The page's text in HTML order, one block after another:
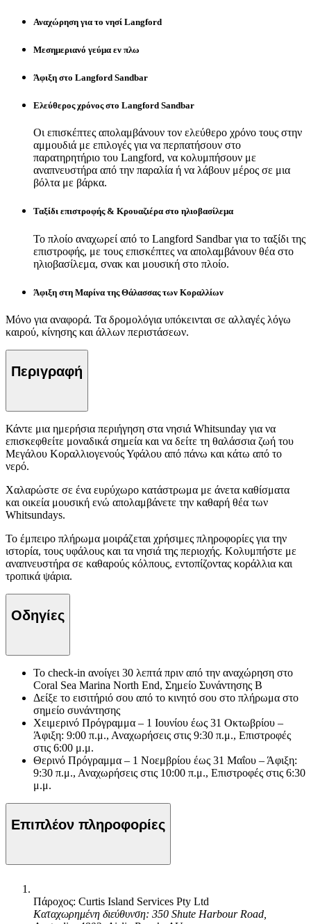
Αναχώρηση για το νησί Langford
Μεσημεριανό γεύμα εν πλω
Άφιξη στο Langford Sandbar
Ελεύθερος χρόνος στο Langford Sandbar
Οι επισκέπτες απολαμβάνουν τον ελεύθερο χρόνο τους στην
αμμουδιά με επιλογές για να περπατήσουν στο
παρατηρητήριο του Langford, να κολυμπήσουν με
αναπνευστήρα από την παραλία ή να λάβουν μέρος σε μια
βόλτα με βάρκα.
Ταξίδι επιστροφής & Κρουαζιέρα στο ηλιοβασίλεμα
Το πλοίο αναχωρεί από το Langford Sandbar για το ταξίδι της
επιστροφής, με τους επισκέπτες να απολαμβάνουν θέα στο
ηλιοβασίλεμα, σνακ και μουσική στο πλοίο.
Άφιξη στη Μαρίνα της Θάλασσας των Κοραλλίων
Μόνο για αναφορά. Τα δρομολόγια υπόκεινται σε αλλαγές λόγω
καιρού, κίνησης και άλλων περιστάσεων.
Περιγραφή
Κάντε μια ημερήσια περιήγηση στα νησιά Whitsunday για να
επισκεφθείτε μοναδικά σημεία και να δείτε τη θαλάσσια ζωή του
Μεγάλου Κοραλλιογενούς Υφάλου από πάνω και κάτω από το
νερό.
Χαλαρώστε σε ένα ευρύχωρο κατάστρωμα με άνετα καθίσματα
και οικεία μουσική ενώ απολαμβάνετε την καθαρή θέα των
Whitsundays.
Το έμπειρο πλήρωμα μοιράζεται χρήσιμες πληροφορίες για την
ιστορία, τους υφάλους και τα νησιά της περιοχής. Κολυμπήστε με
αναπνευστήρα σε καθαρούς κόλπους, εντοπίζοντας κοράλλια και
τροπικά ψάρια.
Οδηγίες
Το check-in ανοίγει 30 λεπτά πριν από την αναχώρηση στο
Coral Sea Marina North End, Σημείο Συνάντησης Β
Δείξε το εισιτήριό σου από το κινητό σου στο πλήρωμα στο
σημείο συνάντησης
Χειμερινό Πρόγραμμα – 1 Ιουνίου έως 31 Οκτωβρίου –
Άφιξη: 9:00 π.μ., Αναχωρήσεις στις 9:30 π.μ., Επιστροφές
στις 6:00 μ.μ.
Θερινό Πρόγραμμα – 1 Νοεμβρίου έως 31 Μαΐου – Άφιξη:
9:30 π.μ., Αναχωρήσεις στις 10:00 π.μ., Επιστροφές στις 6:30
μ.μ.
Επιπλέον πληροφορίες
Πάροχος: Curtis Island Services Pty Ltd
Καταχωρημένη διεύθυνση: 350 Shute Harbour Road,